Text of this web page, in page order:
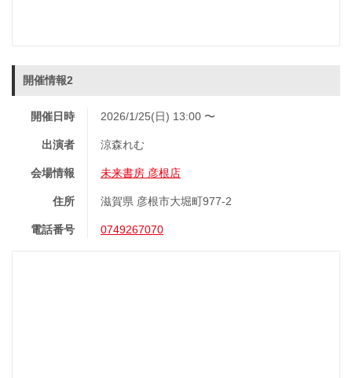
開催情報2
開催日時 2026/1/25(日) 13:00 〜
出演者 涼森れむ
会場情報 未来書房 彦根店
住所 滋賀県 彦根市大堀町977-2
電話番号 0749267070